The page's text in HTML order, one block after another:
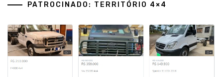
PATROCINADO: TERRITÓRIO 4×4